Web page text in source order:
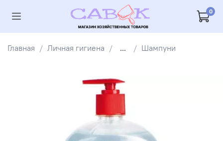
0
Главная Личная гигиена ... Шампуни